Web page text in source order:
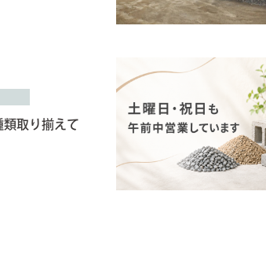
類取り揃えて